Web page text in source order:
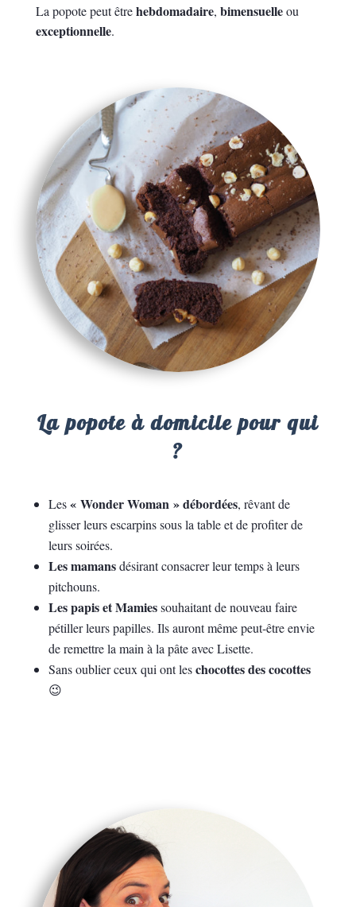
La popote peut êtrehebdomadaire, bimensuelleou
exceptionnelle.
La popote à domicile pour qui
?
Les« Wonder Woman » débordées, rêvant de
glisser leurs escarpins sous la table et de profiter de
leurs soirées.
Les mamansdésirant consacrer leur temps à leurs
pitchouns.
Les papis et Mamiessouhaitant de nouveau faire
pétiller leurs papilles. Ils auront même peut-être envie
de remettre la main à la pâte avec Lisette.
Sans oublier ceux qui ont leschocottes des cocottes
😉